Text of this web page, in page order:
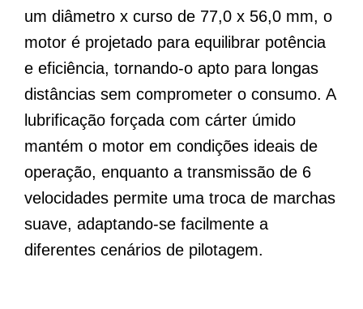
um diâmetro x curso de 77,0 x 56,0 mm, o
motor é projetado para equilibrar potência
e eficiência, tornando-o apto para longas
distâncias sem comprometer o consumo. A
lubrificação forçada com cárter úmido
mantém o motor em condições ideais de
operação, enquanto a transmissão de 6
velocidades permite uma troca de marchas
suave, adaptando-se facilmente a
diferentes cenários de pilotagem.